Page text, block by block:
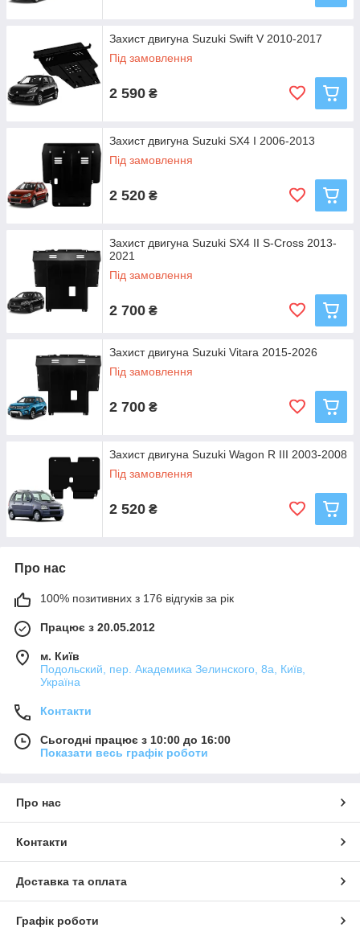
Захист двигуна Suzuki Swift V 2010-2017
Під замовлення
2 590 ₴
Захист двигуна Suzuki SX4 I 2006-2013
Під замовлення
2 520 ₴
Захист двигуна Suzuki SX4 II S-Cross 2013-
2021
Під замовлення
2 700 ₴
Захист двигуна Suzuki Vitara 2015-2026
Під замовлення
2 700 ₴
Захист двигуна Suzuki Wagon R III 2003-2008
Під замовлення
2 520 ₴
Про нас
100% позитивних з 176 відгуків за рік
Працює з 20.05.2012
м. Київ
Подольский, пер. Академика Зелинского, 8а, Київ,
Україна
Контакти
Сьогодні працює з 10:00 до 16:00
Показати весь графік роботи
Про нас
Контакти
Доставка та оплата
Графік роботи